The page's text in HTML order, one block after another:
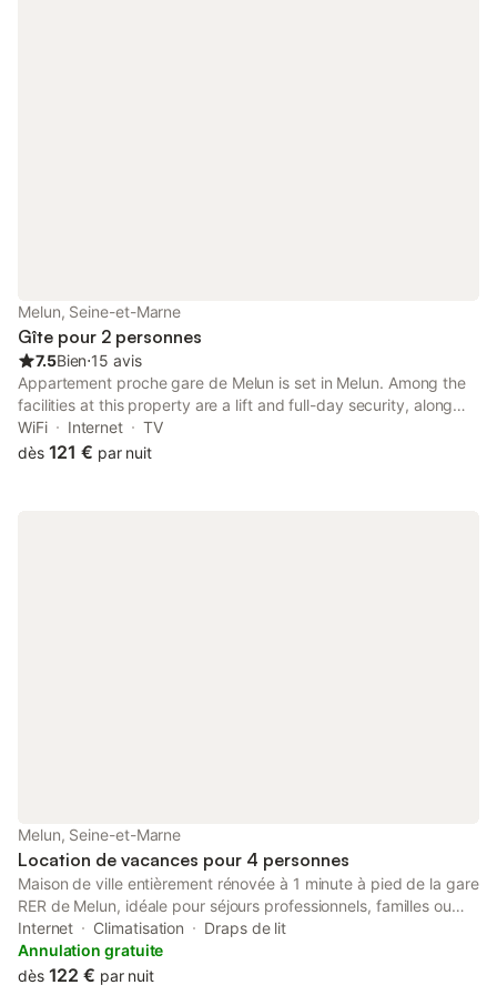
Melun, Seine-et-Marne
Gîte pour 2 personnes
7.5Bien⋅15 avis
Appartement proche gare de Melun is set in Melun. Among the
facilities at this property are a lift and full-day security, along
with free WiFi throughout the property. The property is non-
smoking and is located 50 km from Paris-Gare-de-Lyon.
WiFi Internet
TV
dès 121 € par nuit
Melun, Seine-et-Marne
Location de vacances pour 4 personnes
Maison de ville entièrement rénovée à 1 minute à pied de la gare
RER de Melun, idéale pour séjours professionnels, familles ou
télétravail. Le logement peut accueillir jusqu’à 4 personnes et
comprend 2 chambres doubles lumineuses, un salon confortable
avec TV orientable 360°, une cuisine entièrement équipée et
Internet Climatisation
Draps de lit
Annulation gratuite
dès 122 € par nuit